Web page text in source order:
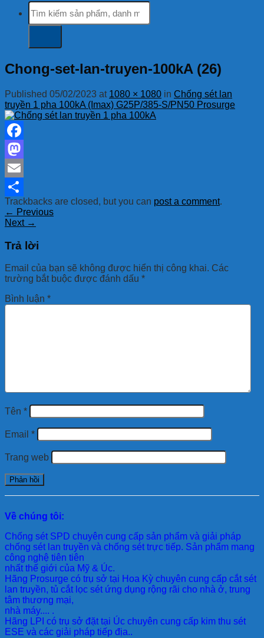
Tìm
kiếm:
Chong-set-lan-truyen-100kA (26)
Published 05/02/2023 at 1080 × 1080 in Chống sét lan
truyền 1 pha 100kA (Imax) G25P/385-S/PN50 Prosurge
Facebook
Mastodon
Email
Share
Trackbacks are closed, but you can post a comment.
← Previous
Next →
Trả lời
Email của bạn sẽ không được hiển thị công khai. Các
trường bắt buộc được đánh dấu *
Bình luận *
Tên *
Email *
Trang web
Về chúng tôi:
Chống sét SPD chuyên cung cấp sản phẩm và giải pháp
chống sét lan truyền và chống sét trực tiếp. Sản phẩm mang
công nghệ tiên tiên
nhất thế giới của Mỹ & Úc.
Hãng Prosurge có trụ sở tại Hoa Kỳ chuyên cung cấp cắt sét
lan truyền, tủ cắt lọc sét ứng dụng rộng rãi cho nhà ở, trung
tâm thương mại,
nhà máy.... .
Hãng LPI có trụ sở đặt tại Úc chuyên cung cấp kim thu sét
ESE và các giải pháp tiếp địa..